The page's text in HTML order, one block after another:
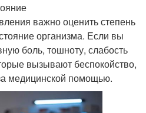
важно оценить степень
организма. Если вы
боль, тошноту, слабость
вызывают беспокойство,
медицинской помощью.